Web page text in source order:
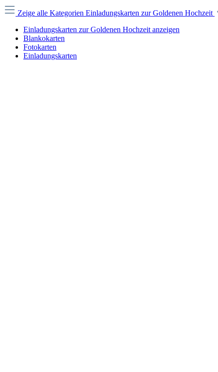
Zeige alle Kategorien Einladungskarten zur Goldenen Hochzeit
Einladungskarten zur Goldenen Hochzeit anzeigen
Blankokarten
Fotokarten
Einladungskarten